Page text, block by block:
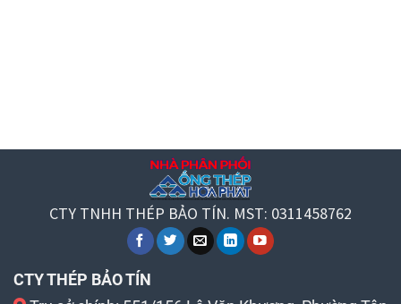
CTY TNHH THÉP BẢO TÍN. MST: 0311458762
CTY THÉP BẢO TÍN